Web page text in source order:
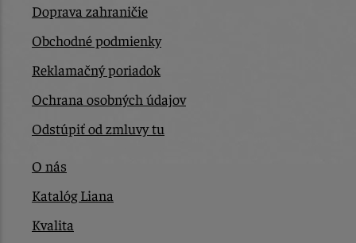
Doprava zahraničie
Obchodné podmienky
Reklamačný poriadok
Ochrana osobných údajov
Odstúpiť od zmluvy tu
O nás
Katalóg Liana
Kvalita